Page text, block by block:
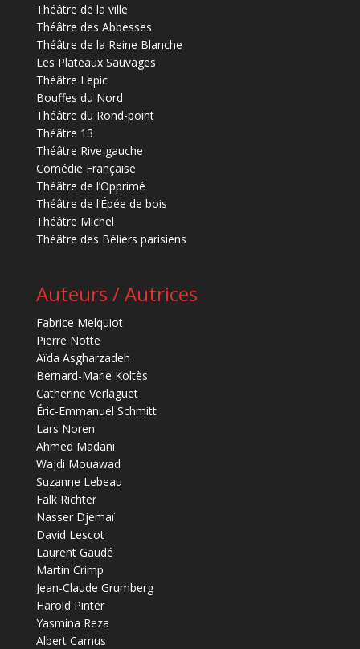
Théâtre de la ville
Théâtre des Abbesses
Théâtre de la Reine Blanche
Les Plateaux Sauvages
Théâtre Lepic
Bouffes du Nord
Théâtre du Rond-point
Théâtre 13
Théâtre Rive gauche
Comédie Française
Théâtre de l’Opprimé
Théâtre de l’Épée de bois
Théâtre Michel
Théâtre des Béliers parisiens
Auteurs / Autrices
Fabrice Melquiot
Pierre Notte
Aïda Asgharzadeh
Bernard-Marie Koltès
Catherine Verlaguet
Éric-Emmanuel Schmitt
Lars Noren
Ahmed Madani
Wajdi Mouawad
Suzanne Lebeau
Falk Richter
Nasser Djemaï
David Lescot
Laurent Gaudé
Martin Crimp
Jean-Claude Grumberg
Harold Pinter
Yasmina Reza
Albert Camus